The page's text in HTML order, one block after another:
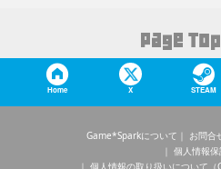
Home X STEAM
Game*Sparkについて お問合
個人情報
個人情報の取り扱いについて（